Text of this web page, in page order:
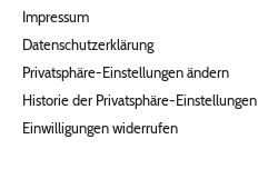
Impressum
Datenschutzerklärung
Privatsphäre-Einstellungen ändern
Historie der Privatsphäre-Einstellungen
Einwilligungen widerrufen